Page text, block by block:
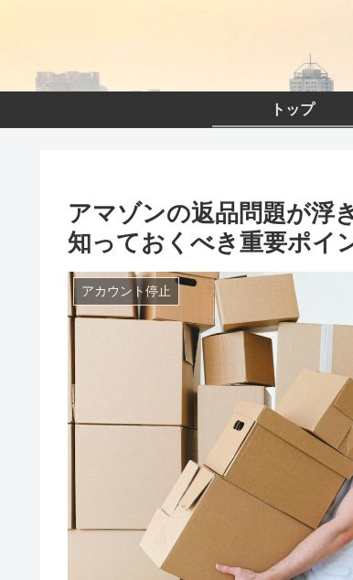
トップ
アマゾンの返品問題が浮
知っておくべき重要ポイ
アカウント停止